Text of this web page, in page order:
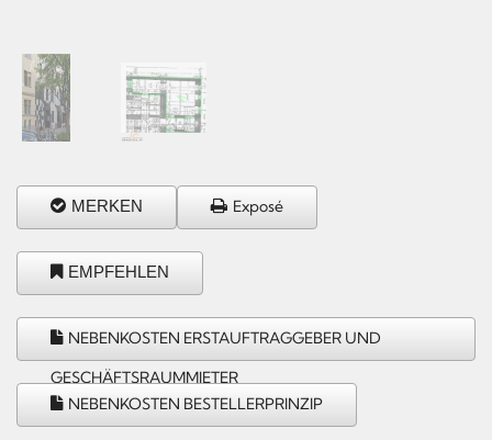
MERKEN Exposé
EMPFEHLEN
NEBENKOSTEN ERSTAUFTRAGGEBER UND
GESCHÄFTSRAUMMIETER
NEBENKOSTEN BESTELLERPRINZIP